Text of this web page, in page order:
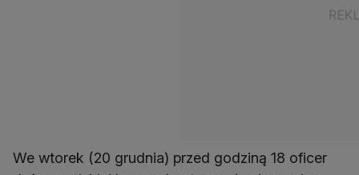
We wtorek (20 grudnia) przed godziną 18 oficer